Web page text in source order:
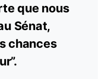
que nous
Sénat,
chances